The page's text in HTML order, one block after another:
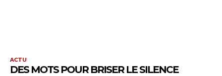
ACTU
DES MOTS POUR BRISER LE SILENCE